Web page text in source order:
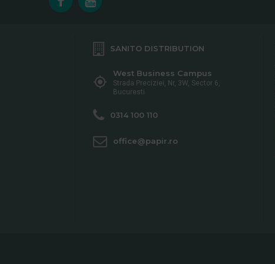
SANITO DISTRIBUTION
West Business Campus
Strada Preciziei, Nr, 3W, Sector 6,
Bucuresti
0314 100 110
office@papir.ro